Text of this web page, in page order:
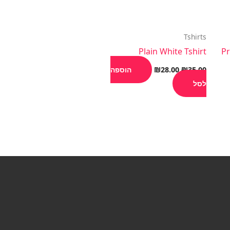
Tshirts
Plain White Tshirt
₪35.00
₪28.00
הוספה
לסל